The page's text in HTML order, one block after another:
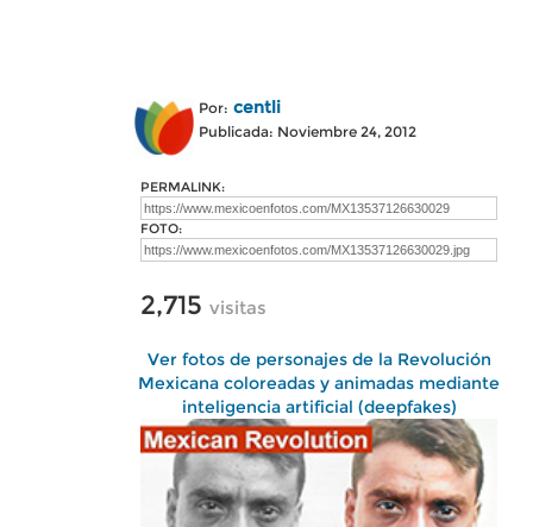
Por: centli
Publicada: Noviembre 24, 2012
PERMALINK:
FOTO:
2,715 visitas
Ver fotos de personajes de la Revolución
Mexicana coloreadas y animadas mediante
inteligencia artificial (deepfakes)